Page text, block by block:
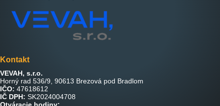
Kontakt
VEVAH, s.r.o.
Horný rad 536/9, 90613 Brezová pod Bradlom
IČO: 47618612
IČ DPH: SK2024004708
Otváracie hodiny: